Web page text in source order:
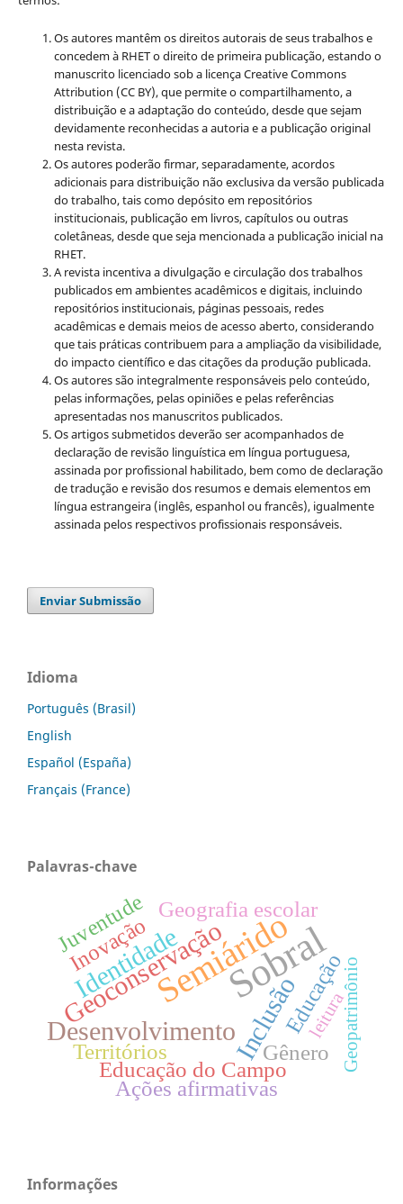
Os autores mantêm os direitos autorais de seus trabalhos e
concedem à RHET o direito de primeira publicação, estando o
manuscrito licenciado sob a licençaCreative Commons
Attribution (CC BY), que permite o compartilhamento, a
distribuição e a adaptação do conteúdo, desde que sejam
devidamente reconhecidas a autoria e a publicação original
nesta revista.
Os autores poderão firmar, separadamente, acordos
adicionais para distribuição não exclusiva da versão publicada
do trabalho, tais como depósito em repositórios
institucionais, publicação em livros, capítulos ou outras
coletâneas, desde que seja mencionada a publicação inicial na
RHET.
A revista incentiva a divulgação e circulação dos trabalhos
publicados em ambientes acadêmicos e digitais, incluindo
repositórios institucionais, páginas pessoais, redes
acadêmicas e demais meios de acesso aberto, considerando
que tais práticas contribuem para a ampliação da visibilidade,
do impacto científico e das citações da produção publicada.
Os autores são integralmente responsáveis pelo conteúdo,
pelas informações, pelas opiniões e pelas referências
apresentadas nos manuscritos publicados.
Os artigos submetidos deverão ser acompanhados de
declaração de revisão linguística em língua portuguesa,
assinada por profissional habilitado, bem como de declaração
de tradução e revisão dos resumos e demais elementos em
língua estrangeira (inglês, espanhol ou francês), igualmente
assinada pelos respectivos profissionais responsáveis.
Enviar Submissão
Idioma
Português (Brasil)
English
Español (España)
Français (France)
Palavras-chave
Sobral
Semiárido
GeoconservaçãoInclusão
Desenvolvimento
Identidade
Educação do Campo
Educação
Geografia escolar
Territórios Gênero
Ações afirmativas
Inovação
Juventude
Geopatrimônio
leitura
Informações